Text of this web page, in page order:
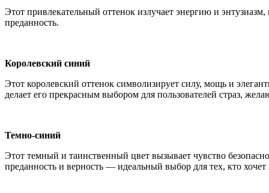
Этот привлекательный оттенок излучает энергию и
преданность.
Королевский синий
Этот королевский оттенок символизирует силу, мощь и
делает его прекрасным выбором для пользователей страз,
Темно-синий
Этот темный и таинственный цвет вызывает чувство
преданность и верность — идеальный выбор для тех, кто